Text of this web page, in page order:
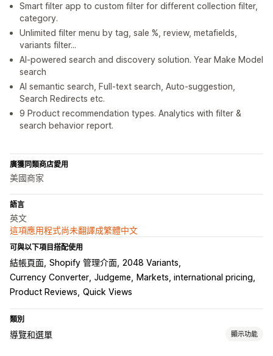
Smart filter app to custom filter for different collection filter,
category.
Unlimited filter menu by tag, sale %, review, metafields,
variants filter...
AI-powered search and discovery solution. Year Make Model
search
AI semantic search, Full-text search, Auto-suggestion,
Search Redirects etc.
9 Product recommendation types. Analytics with filter &
search behavior report.
廣獲同類商店愛用
美國商家
語言
英文
這項應用程式尚未翻譯成繁體中文
可與以下項目搭配使用
結帳頁面 Shopify 管理介面 2048 Variants
Currency Converter Judgeme
Markets, international pricing
Product Reviews Quick Views
類別
導覽和選單 顯示功能